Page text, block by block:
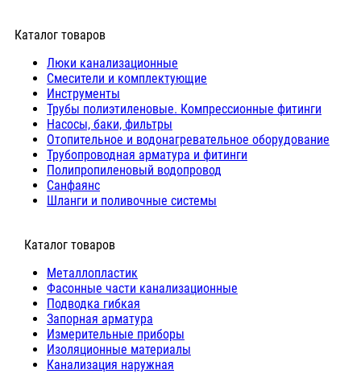
Каталог товаров
Люки канализационные
Cмесители и комплектующие
Инструменты
Трубы полиэтиленовые. Компрессионные фитинги
Насосы, баки, фильтры
Отопительное и водонагревательное оборудование
Трубопроводная арматура и фитинги
Полипропиленовый водопровод
Санфаянс
Шланги и поливочные системы
⠀Каталог товаров
Металлопластик
Фасонные части канализационные
Подводка гибкая
Запорная арматура
Измерительные приборы
Изоляционные материалы
Канализация наружная